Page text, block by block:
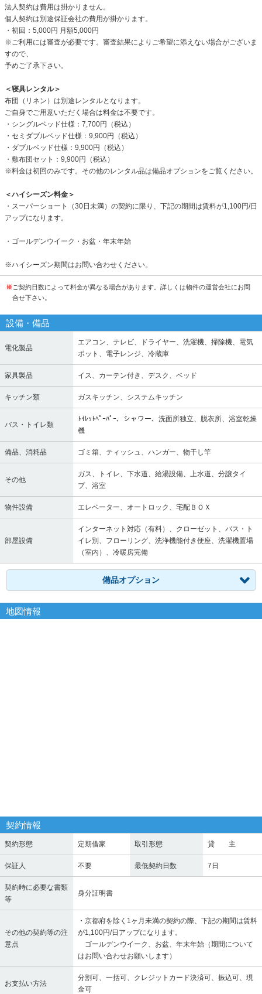
法人契約は費用は掛かりません。
個人契約は別途保証会社の費用が掛かります。
・初回：5,000円 月額5,000円
※ご利用には審査が必要です。審査結果によりご希望に添えない場合がございま
すので、
予めご了承下さい。
＜寝具レンタル＞
布団（リネン）は別途レンタルとなります。
ご自身でご用意いただく場合は料金は不要です。
・シングルベッド仕様：7,700円（税込）
・セミダブルベッド仕様：9,900円（税込）
・ダブルベッド仕様：9,900円（税込）
・敷布団セット：9,900円（税込）
※料金は初回のみです。その他のレンタル品は備品オプションをご覧ください。
＜ハイシーズン料金＞
・スーパーショート（30日未満）の契約に限り、下記の期間は賃料が1,100円/日
アップになります。
・ゴールデンウイーク・お盆・年末年始
※ハイシーズン期間はお問い合わせください。
※ ご契約日数によって料金が異なる場合があります。詳しくは物件の運営会社にお問
合せ下さい。
設備・備品
電化製品
エアコン、テレビ、ドライヤー、洗濯機、掃除機、電気
ポット、電子レンジ、冷蔵庫
家具製品 イス、カーテン付き、デスク、ベッド
キッチン類 ガスキッチン、システムキッチン
バス・トイレ類
ﾄｲﾚｯﾄﾍﾟｰﾊﾟｰ、シャワー、洗面所独立、脱衣所、浴室乾燥
機
備品、消耗品 ゴミ箱、ティッシュ、ハンガー、物干し竿
その他
ガス、トイレ、下水道、給湯設備、上水道、分譲タイ
プ、浴室
物件設備 エレベーター、オートロック、宅配ＢＯＸ
部屋設備
インターネット対応（有料）、クローゼット、バス・ト
イレ別、フローリング、洗浄機能付き便座、洗濯機置場
（室内）、冷暖房完備
備品オプション
地図情報
契約情報
契約形態 定期借家 取引形態 貸 主
保証人 不要 最低契約日数 7日
契約時に必要な書類
等
身分証明書
その他の契約等の注
意点
・京都府を除く1ヶ月未満の契約の際、下記の期間は賃料
が1,100円/日アップになります。
ゴールデンウイーク、お盆、年末年始（期間について
はお問い合わせお願いします）
お支払い方法
分割可、一括可、クレジットカード決済可、振込可、現
金可